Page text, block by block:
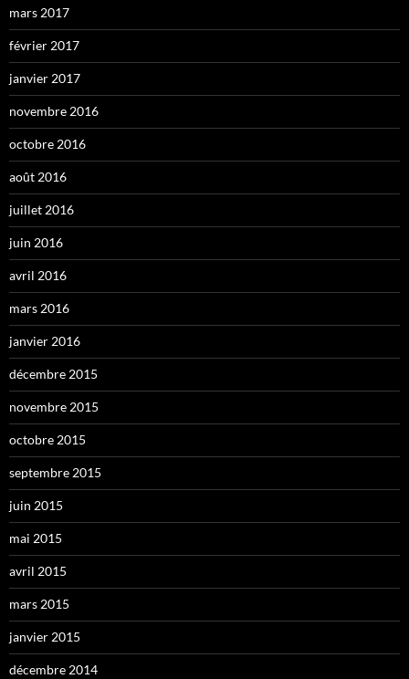
mars 2017
février 2017
janvier 2017
novembre 2016
octobre 2016
août 2016
juillet 2016
juin 2016
avril 2016
mars 2016
janvier 2016
décembre 2015
novembre 2015
octobre 2015
septembre 2015
juin 2015
mai 2015
avril 2015
mars 2015
janvier 2015
décembre 2014